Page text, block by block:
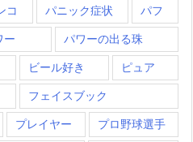
コ パニック症状 パフ
ー パワーの出る珠
ビール好き ピュア
フェイスブック
プレイヤー プロ野球選手